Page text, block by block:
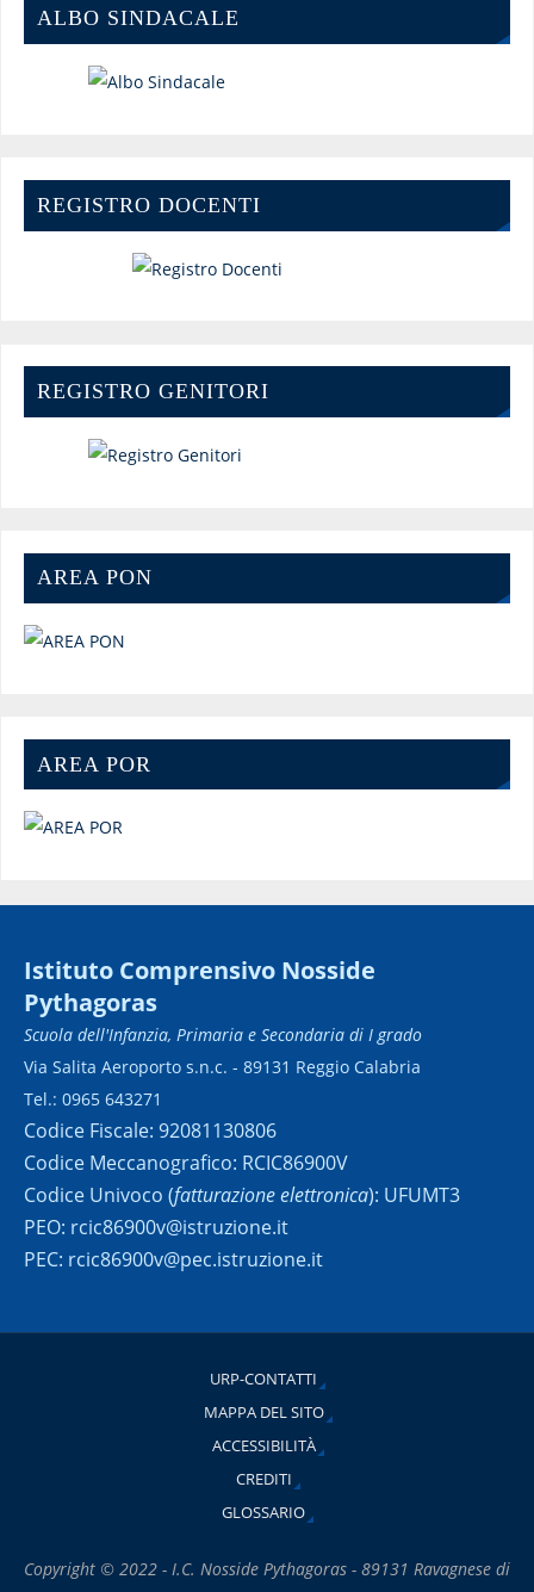
ALBO SINDACALE
REGISTRO DOCENTI
REGISTRO GENITORI
AREA PON
AREA POR
Istituto Comprensivo Nosside
Pythagoras
Scuola dell'Infanzia, Primaria e Secondaria di I grado
Via Salita Aeroporto s.n.c. - 89131 Reggio Calabria
Tel.: 0965 643271
Codice Fiscale: 92081130806
Codice Meccanografico: RCIC86900V
Codice Univoco (fatturazione elettronica): UFUMT3
PEO: rcic86900v@istruzione.it
PEC: rcic86900v@pec.istruzione.it
URP-CONTATTI
MAPPA DEL SITO
ACCESSIBILITÀ
CREDITI
GLOSSARIO
Copyright © 2022 - I.C. Nosside Pythagoras - 89131 Ravagnese di